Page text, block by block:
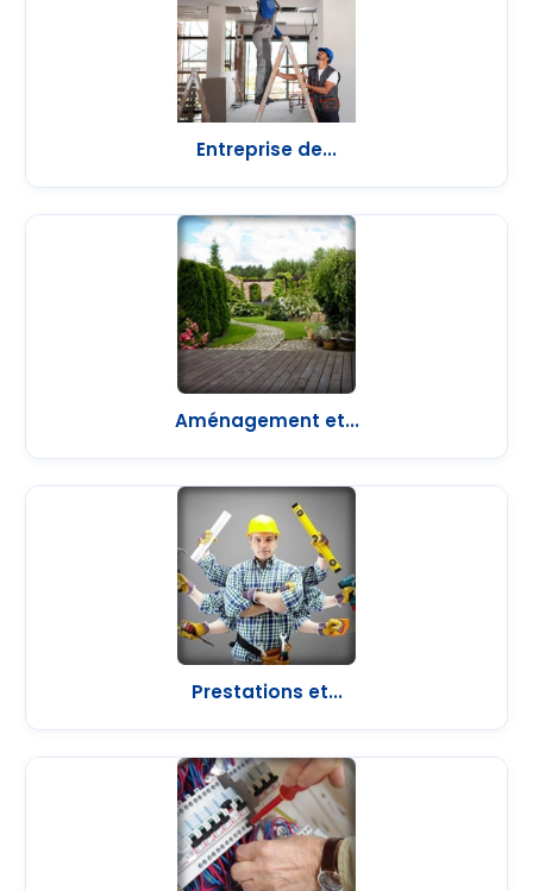
Entreprise de...
Aménagement et...
Prestations et...